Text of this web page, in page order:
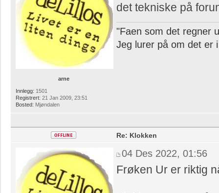
arne
Innlegg: 1501
Registrert: 21 Jan 2009, 23:51
Bosted: Mjøndalen
det tekniske på
"Faen som det regner
Jeg lurer på om det er
Re: Klokken
04 Des 2022, 01:56
Frøken Ur er riktig